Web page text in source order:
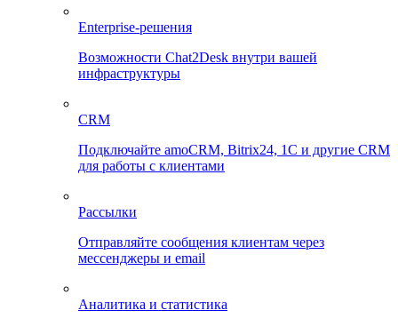
Enterprise-решения
Возможности Chat2Desk внутри вашей
инфраструктуры
CRM
Подключайте amoCRM, Bitrix24, 1C и другие CRM
для работы с клиентами
Рассылки
Отправляйте сообщения клиентам через
мессенджеры и email
Аналитика и статистика